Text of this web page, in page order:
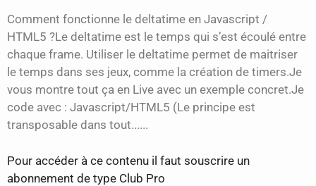
Comment fonctionne le deltatime en Javascript /
HTML5 ?Le deltatime est le temps qui s’est écoulé entre
chaque frame. Utiliser le deltatime permet de maitriser
le temps dans ses jeux, comme la création de timers.Je
vous montre tout ça en Live avec un exemple concret.Je
code avec : Javascript/HTML5 (Le principe est
transposable dans tout......
Pour accéder à ce contenu il faut souscrire un
abonnement de type Club Pro